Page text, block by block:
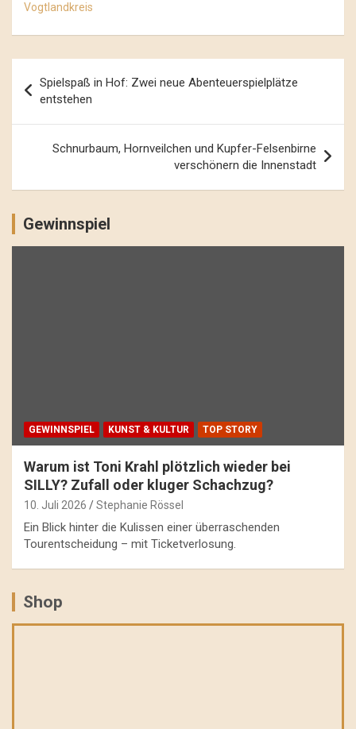
Vogtlandkreis
Navigation
Spielspaß in Hof: Zwei neue Abenteuerspielplätze
entstehen
Schnurbaum, Hornveilchen und Kupfer-Felsenbirne
verschönern die Innenstadt
Gewinnspiel
GEWINNSPIEL KUNST & KULTUR TOP STORY
Warum ist Toni Krahl plötzlich wieder bei
SILLY? Zufall oder kluger Schachzug?
10. Juli 2026 Stephanie Rössel
Ein Blick hinter die Kulissen einer überraschenden
Tourentscheidung – mit Ticketverlosung.
Shop